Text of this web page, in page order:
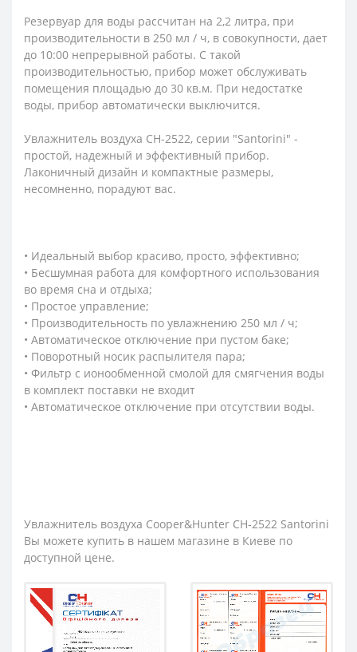
Резервуар для воды рассчитан на 2,2 литра, при
производительности в 250 мл / ч, в совокупности, дает
до 10:00 непрерывной работы. С такой
производительностью, прибор может обслуживать
помещения площадью до 30 кв.м. При недостатке
воды, прибор автоматически выключится.
Увлажнитель воздуха CH-2522, серии "Santorini" -
простой, надежный и эффективный прибор.
Лаконичный дизайн и компактные размеры,
несомненно, порадуют вас.
• Идеальный выбор красиво, просто, эффективно;
• Бесшумная работа для комфортного использования
во время сна и отдыха;
• Простое управление;
• Производительность по увлажнению 250 мл / ч;
• Автоматическое отключение при пустом баке;
• Поворотный носик распылителя пара;
• Фильтр с ионообменной смолой для смягчения воды
в комплект поставки не входит
• Автоматическое отключение при отсутствии воды.
Увлажнитель воздуха Cooper&Hunter CH-2522 Santorini
Вы можете купить в нашем магазине в Киеве по
доступной цене.